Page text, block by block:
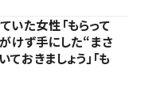
た女性「もらって
けず手にした“まさ
おきましょう」「も